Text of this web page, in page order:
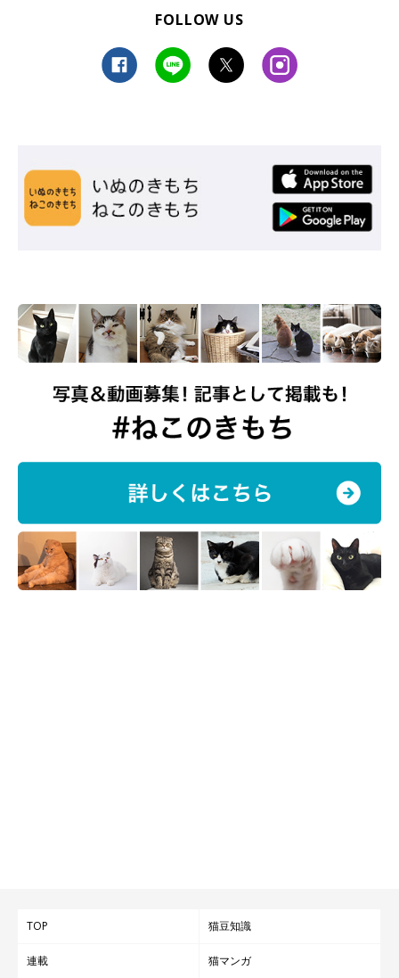
FOLLOW US
TOP 猫豆知識
連載 猫マンガ